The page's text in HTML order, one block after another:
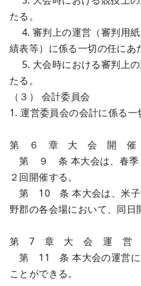
たる。
4. 審判上の運営（審判用
績表等）に係る一切の任にあ
5. 大会時における審判上
たる。
（３） 会計委員会
1. 運営委員会の会計に係る一
第 ６ 章 大 会 開 催
第 ９ 条 本大会は、春季
２回開催する。
第 10 条 本大会は、米子
野郡の各会場において、同日
第 7 章 大 会 運 営
第 11 条 本大会の運営に
ことができる。